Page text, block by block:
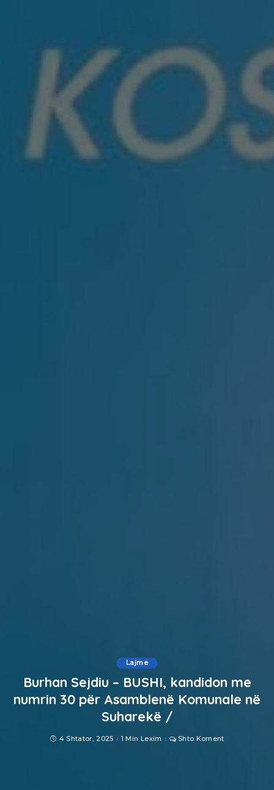
Lajme
Burhan Sejdiu – BUSHI, kandidon me
numrin 30 për Asamblenë Komunale në
Suharekë /
4 Shtator, 2025 1 Min Lexim Shto Koment